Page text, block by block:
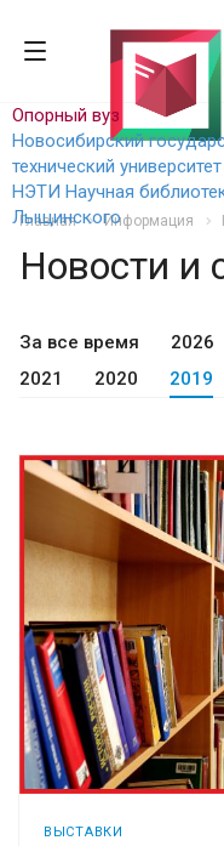
Опорный вуз
Новосибирский
технический уни
НЭТИ Научная
Лыщинского
Главная Информация
Новости и
За все время 2026
2021
2020 2019
ВЫСТАВКИ